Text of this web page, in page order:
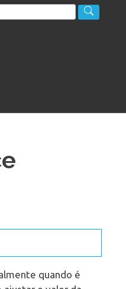
quando é